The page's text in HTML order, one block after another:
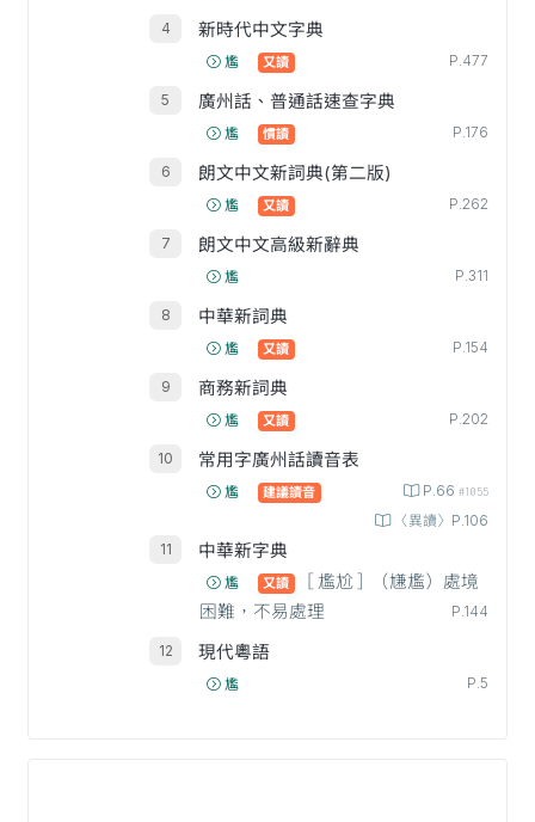
新時代中文字典
尷 又讀 P.477
廣州話、普通話速查字典
尷 慣讀 P.176
朗文中文新詞典(第二版)
尷 又讀 P.262
朗文中文高級新辭典
尷 P.311
中華新詞典
尷 又讀 P.154
商務新詞典
尷 又讀 P.202
常用字廣州話讀音表
尷 建議讀音 P.66 #1055
〈異讀〉P.106
中華新字典
尷 又讀
［尷尬］（尲尷）處境
困難，不易處理
P.144
現代粵語
尷 P.5